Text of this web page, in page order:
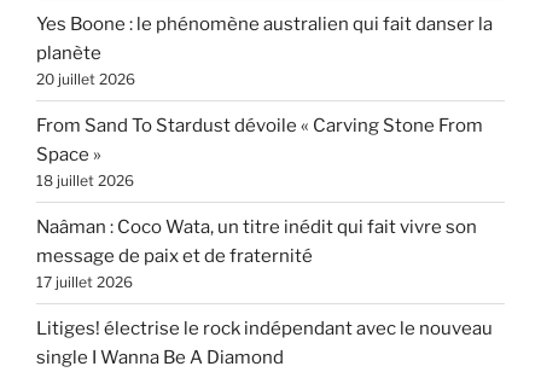
Yes Boone : le phénomène australien qui fait danser la
planète
20 juillet 2026
From Sand To Stardust dévoile « Carving Stone From
Space »
18 juillet 2026
Naâman : Coco Wata, un titre inédit qui fait vivre son
message de paix et de fraternité
17 juillet 2026
Litiges! électrise le rock indépendant avec le nouveau
single I Wanna Be A Diamond